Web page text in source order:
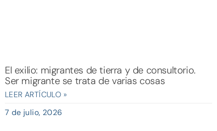
El exilio: migrantes de tierra y de consultorio.
Ser migrante se trata de varias cosas
LEER ARTÍCULO »
7 de julio, 2026